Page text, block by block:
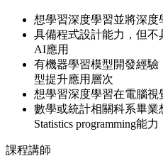
想學習深度學習並將深度
具備程式設計能力，但
AI應用
有機器學習模型開發經
型提升應用層次
想學習深度學習在電腦
數學或統計相關科系畢
Statistics programming能力
課程講師